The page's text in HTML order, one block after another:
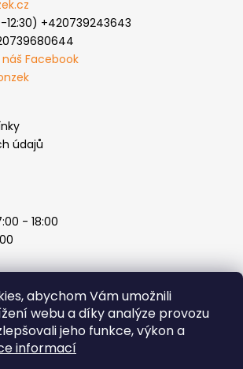
abychom Vám umožnili
webu a díky analýze provozu
jeho funkce, výkon a
informací
+420739243643
Facebook
údajů
- 18:00